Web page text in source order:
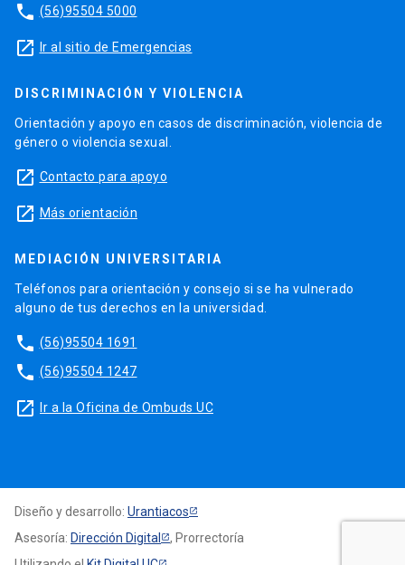
phone (56)95504 5000
launch Ir al sitio de Emergencias
DISCRIMINACIÓN Y VIOLENCIA
Orientación y apoyo en casos de discriminación, violencia de
género o violencia sexual.
launch Contacto para apoyo
launch Más orientación
MEDIACIÓN UNIVERSITARIA
Teléfonos para orientación y consejo si se ha vulnerado
alguno de tus derechos en la universidad.
phone (56)95504 1691
phone (56)95504 1247
launch Ir a la Oficina de Ombuds UC
Diseño y desarrollo: Urantiacos
Asesoría: Dirección Digital
, Prorrectoría